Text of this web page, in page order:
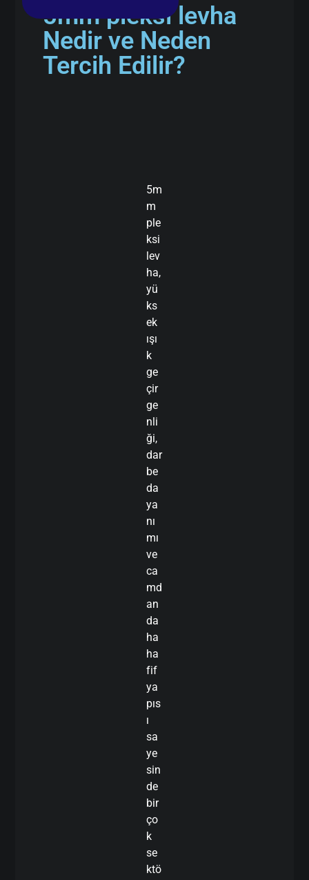
5mm pleksi levha
Nedir ve Neden
Tercih Edilir?
5m
m
ple
ksi
lev
ha,
yü
ks
ek
ışı
k
ge
çir
ge
nli
ği,
dar
be
da
ya
nı
mı
ve
ca
md
an
da
ha
ha
fif
ya
pıs
ı
sa
ye
sin
de
bir
ço
k
se
ktö